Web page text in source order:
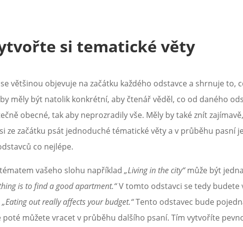
si tematické věty
většinou objevuje na začátku každého odstavce a shrnuje to,
měly být natolik konkrétní, aby čtenář věděl, co od daného
obecné, tak aby neprozradily vše. Měly by také znít
ze začátku psát jednoduché tématické věty a v průběhu pasní
co nejlépe.
vašeho slohu například „Living in the city“může být
is to find a good apartment.“V tomto odstavci se tedy budete
„Eating out really affects your budget.“Tento odstavec bude
můžete vracet v průběhu dalšího psaní. Tím vytvoříte